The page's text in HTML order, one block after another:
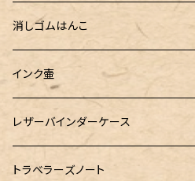
AURORA（アウロラ）
LAMY（ラミー）
フェリスホイールプレス
大西製作所
富士瘤クラフト
100% Pencillest 真鍮ペン
フェリスホイールプレス
BENJA メノルカペン
PARLEY (パーリィー)
ガルフストリーム
NAGASAWA（ナガサワ）
PILOT（パイロット）
セキセイ
寺西化学工業
ガラス工房 LUC
ガラス工房 SAYORI
100色インク工房
ゆらめくink
PILOT
色彩雫
フェリスホイールプレス
10mlインク
20mlインク
Pelican
インクガチャ
Steef&Co. (スティーフ)
ST Draft 短軸
ST Draft 全軸
マーベラスウッド
バディ
マーベラスシャープ
カヴェコ
カランダッシュ
ミドリカンパニー
ラダイト
Ruk (ルカ)
LOGステーショナリー
プロッター
ミニ5サイズ
ミニ6サイズ
ダヴィンチ ロロマクラシック
ファイロファックス
アシュフォード
消しゴムはんこ
インク壷
白石ガラス工房
フェリスホイールプレス
レザーバインダーケース
PLOTTER
トラベラーズノート